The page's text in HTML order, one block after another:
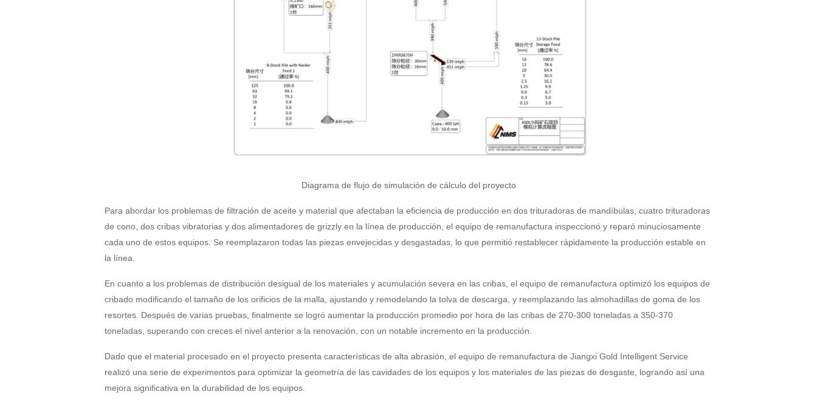
Diagrama de flujo de simulación de cálculo del proyecto
Para abordar los problemas de filtración de aceite y material que afectaban la eficiencia de producción en dos trituradoras de mandíbulas, cuatro trituradoras
de cono, dos cribas vibratorias y dos alimentadores de grizzly en la línea de producción, el equipo de remanufactura inspeccionó y reparó minuciosamente
cada uno de estos equipos. Se reemplazaron todas las piezas envejecidas y desgastadas, lo que permitió restablecer rápidamente la producción estable en
la línea.
En cuanto a los problemas de distribución desigual de los materiales y acumulación severa en las cribas, el equipo de remanufactura optimizó los equipos de
cribado modificando el tamaño de los orificios de la malla, ajustando y remodelando la tolva de descarga, y reemplazando las almohadillas de goma de los
resortes. Después de varias pruebas, finalmente se logró aumentar la producción promedio por hora de las cribas de 270-300 toneladas a 350-370
toneladas, superando con creces el nivel anterior a la renovación, con un notable incremento en la producción.
Dado que el material procesado en el proyecto presenta características de alta abrasión, el equipo de remanufactura de Jiangxi Gold Intelligent Service
realizó una serie de experimentos para optimizar la geometría de las cavidades de los equipos y los materiales de las piezas de desgaste, logrando así una
mejora significativa en la durabilidad de los equipos.